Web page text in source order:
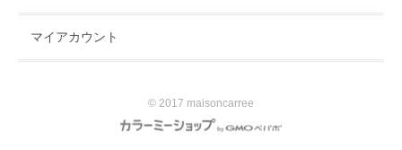
マイアカウント
© 2017 maisoncarree